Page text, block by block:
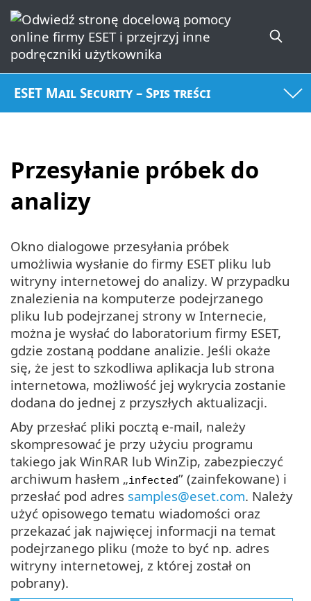
ESET Mail Security – Spis treści
Przesyłanie próbek do
analizy
Okno dialogowe przesyłania próbek
umożliwia wysłanie do firmy ESET pliku lub
witryny internetowej do analizy. W przypadku
znalezienia na komputerze podejrzanego
pliku lub podejrzanej strony w Internecie,
można je wysłać do laboratorium firmy ESET,
gdzie zostaną poddane analizie. Jeśli okaże
się, że jest to szkodliwa aplikacja lub strona
internetowa, możliwość jej wykrycia zostanie
dodana do jednej z przyszłych aktualizacji.
Aby przesłać pliki pocztą e-mail, należy
skompresować je przy użyciu programu
takiego jak WinRAR lub WinZip, zabezpieczyć
archiwum hasłem „infected” (zainfekowane) i
przesłać pod adres samples@eset.com. Należy
użyć opisowego tematu wiadomości oraz
przekazać jak najwięcej informacji na temat
podejrzanego pliku (może to być np. adres
witryny internetowej, z której został on
pobrany).